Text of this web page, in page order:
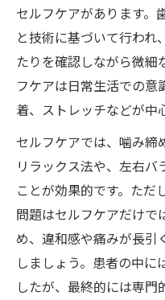
セルフケアがあります。
と技術に基づいて行われ
たりを確認しながら微細
フケアは日常生活での意
着、ストレッチなどが中
セルフケアでは、噛み締
リラックス法や、左右
ことが効果的です。ただ
問題はセルフケアだけで
め、違和感や痛みが長引
しましょう。患者の中
したが、最終的には専門